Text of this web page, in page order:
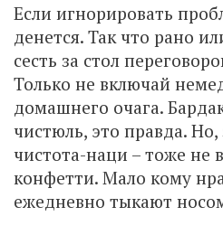
Если игнорировать
денется. Так что рано
сесть за стол
Только не включай
домашнего очага.
чистюль, это правда.
чистота-наци – тоже не
конфетти. Мало кому
ежедневно тыкают